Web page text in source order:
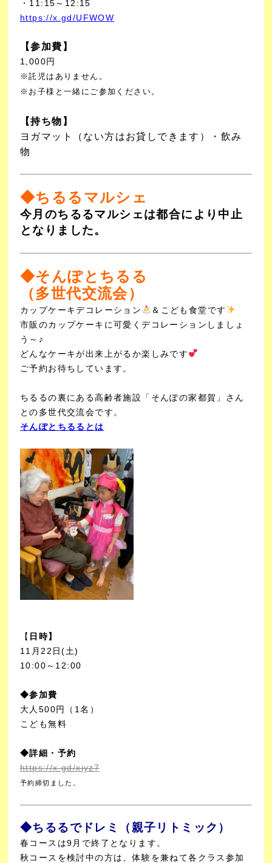
・11:15～12:15
https://x.gd/UFWOW
【参加費】
1,000円
※託児はありません。
※お子様と一緒にご参加ください。
【持ち物】
ヨガマット（ない方はお貸しできます）・飲み
物
◆ちるるマルシェ
今月のちるるマルシェは都合により中止
となりました。
◆そんぽとちるる
（多世代交流会）
カップケーキデコレーション ＆こども食堂です
市販のカップケーキに可愛くデコレーションしましょ
う～♪
どんなケーキが出来上がるか楽しみです
ご予約お待ちしています。
ちるるの裏にある高齢者施設「そんぽの家都賀」さん
との多世代交流会です。
そんぽとちるるとは
【 日時】
11月22日(土)
10:00～12:00
◆参加費
大人500円（1名）
こども無料
◆詳細・予約
https://x.gd/xiyz7
予約締切ました。
◆ちるるでドレミ（親子リトミック）
春コースは9月で終了となります。
秋コースを検討中の方は、体験を兼ねて各クラス参加